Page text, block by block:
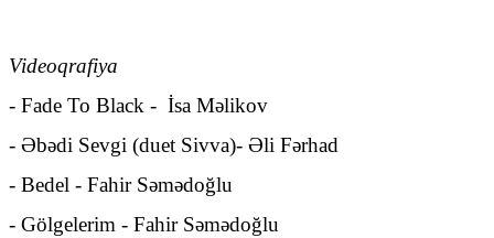
Videoqrafiya
- Fade To Black - İsa Məlikov
- Əbədi Sevgi (duet Sivva)- Əli Fərhad
- Bedel - Fahir Səmədoğlu
- Gölgelerim - Fahir Səmədoğlu